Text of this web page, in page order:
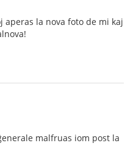
aperas la nova foto de mi kaj
malfruas iom post la